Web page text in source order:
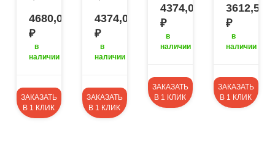
₽
₽
4680,00
₽
в
наличии
ЗАКАЗАТЬ
В 1 КЛИК
4374,00
₽
в
наличии
ЗАКАЗАТЬ
В 1 КЛИК
4374,00
₽
в
наличии
ЗАКАЗАТЬ
В 1 КЛИК
3612,50
₽
в
наличии
ЗАКАЗАТЬ
В 1 КЛИК